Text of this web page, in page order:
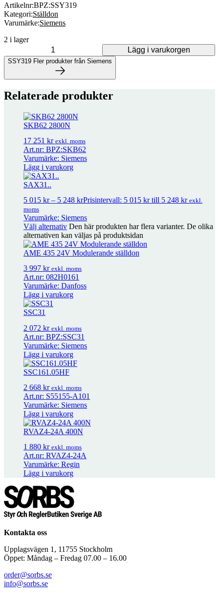
Artikelnr:BPZ:SSY319
Kategori:Ställdon
Varumärke:Siemens
2 i lager
SSY319 mängd
Lägg i varukorgen
SSY319 Fler produkter från Siemens
Fler produkter från Siemens
exkl. moms
Adapter för Siemens SAX på äldre Varishunt
ALGxx3B.. Kopplingssats mässing 3-pack 358kr – 2
krPrisintervall: 358 kr till 2 225 kr
ALGxx2B.. Kopplingssats mässing 2-pack 238
krPrisintervall: 238 kr till 1 497 kr exkl. moms
Packbox VVF/VXF.. 292kr
Packbox Siemens VVG/VXG..
Packbox Siemens V…F DN65-150
Packbox Varishunt DN65 2 789
QAE21.94.. Frysvakt Pt1000
1 202 kr exkl. moms
Relaterade produkter
SKB62 2800N
17 251 kr exkl. moms
Art.nr: BPZ:SKB62
Varumärke: Siemens
Lägg i varukorg
SAX31..
5 015 kr – 5 248 krPrisintervall: 5 015 kr till 5 248 kr exkl.
moms
Varumärke: Siemens
Välj alternativ Den här produkten har flera varianter. De olika
alternativen kan väljas på produktsidan
AME 435 24V Modulerande ställdon
3 997 kr exkl. moms
Art.nr: 082H0161
Varumärke: Danfoss
Lägg i varukorg
SSC31
2 072 kr exkl. moms
Art.nr: BPZ:SSC31
Varumärke: Siemens
Lägg i varukorg
SSC161.05HF
2 668 kr exkl. moms
Art.nr: S55155-A101
Varumärke: Siemens
Lägg i varukorg
RVAZ4-24A 400N
1 880 kr exkl. moms
Art.nr: RVAZ4-24A
Varumärke: Regin
Lägg i varukorg
Kontakta oss
Upplagsvägen 1, 11755 Stockholm
Öppet: Måndag – Fredag 07.00 – 16.00
order@sorbs.se
info@sorbs.se